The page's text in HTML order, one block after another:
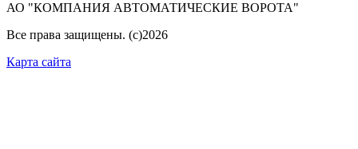
АО "КОМПАНИЯ АВТОМАТИЧЕСКИЕ ВОРОТА"
Все права защищены. (с)2026
Карта сайта